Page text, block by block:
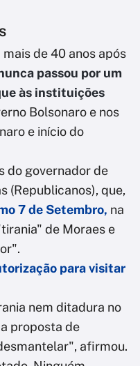
de 40 anos após
passou por um
às instituições
Bolsonaro e nos
e início do
do governador de
(Republicanos), que,
7 de Setembro, na
de Moraes e
para visitar
nem ditadura no
proposta de
afirmou.